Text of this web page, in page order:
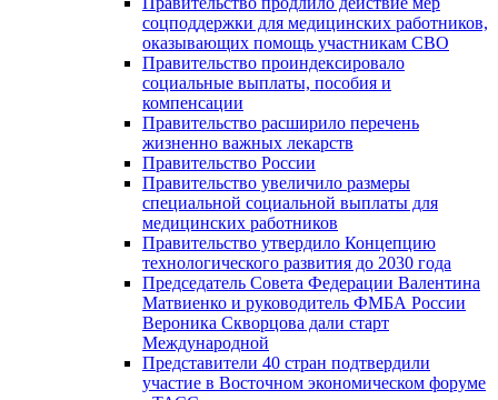
соцподдержки для медицинских работников,
оказывающих помощь участникам СВО
Правительство проиндексировало
социальные выплаты, пособия и
компенсации
Правительство расширило перечень
жизненно важных лекарств
Правительство России
Правительство увеличило размеры
специальной социальной выплаты для
медицинских работников
Правительство утвердило Концепцию
технологического развития до 2030 года
Председатель Совета Федерации Валентина
Матвиенко и руководитель ФМБА России
Вероника Скворцова дали старт
Международной
Представители 40 стран подтвердили
участие в Восточном экономическом форуме